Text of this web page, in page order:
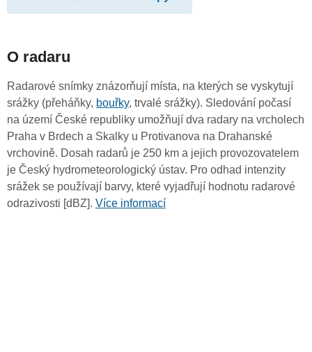
O radaru
Radarové snímky znázorňují místa, na kterých se vyskytují
srážky (přeháňky, bouřky, trvalé srážky). Sledování počasí
na území České republiky umožňují dva radary na vrcholech
Praha v Brdech a Skalky u Protivanova na Drahanské
vrchovině. Dosah radarů je 250 km a jejich provozovatelem
je Český hydrometeorologický ústav. Pro odhad intenzity
srážek se používají barvy, které vyjadřují hodnotu radarové
odrazivosti [dBZ]. Více informací